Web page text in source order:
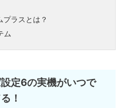
ラスとは？
ム
定6の実機がいつで
！